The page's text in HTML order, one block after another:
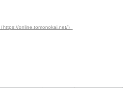
（https://online.tomonokai.net/）